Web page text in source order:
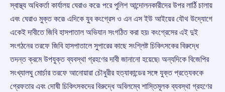
স্বাস্থ্য অধিকর্তা কার্যালয় ঘেরাও করে৷ পরে পুলিশ আন্দোলনকারীদের উপর লার্ঠি চালায়
এবং ঘেরাও মুক্ত করে৷ এদিকে যুব কংগ্রেস ও এন এস ইউ আইয়ের যৌথ উদ্যোগে
একেই দাবীতে জিবি হাসপাতাল অভিযান সংগঠিত করা হয়৷ কংগ্রেসের এই দুই
সংগঠনের তরফে জিবি হাসপাতালে সুপারের কাছে সংশ্লিষ্ট চিকিৎসকের বিরুদ্ধে
তদন্ত ক্রমে উপযুক্ত ব্যবস্থা গ্রহণের দাবী জানানো হয়েছে৷ অন্যদিকে বিজেপির
সংখ্যালঘু মোর্চার তরফে আনোয়ারা চৌধুরীর হত্যাকান্ডের সঙ্গে যুক্ত প্রত্যেককে
গ্রেফতার এবং দোষী চিকিৎসকদের বিরুদ্ধে অবিলম্বে শাস্তিমূলক ব্যবস্থা গ্রহণের